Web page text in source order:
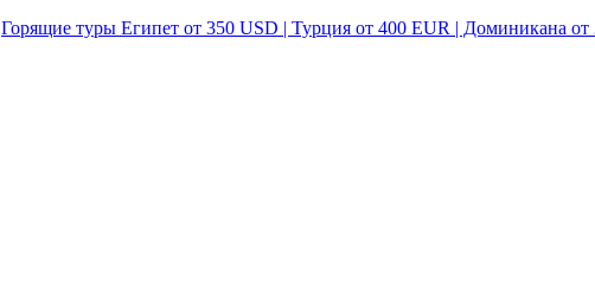
Горящие туры Египет от 350 USD | Турция от 400 EUR | Доминикана